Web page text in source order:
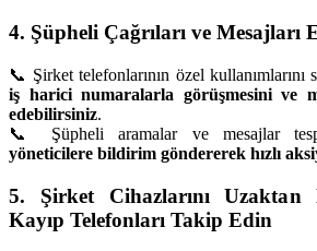
4. Şüpheli Çağrıları ve Mesajları
📞 Şirket telefonlarının özel kullanımlarını
iş harici numaralarla görüşmesini ve
edebilirsiniz.
📞 Şüpheli aramalar ve mesajlar
yöneticilere bildirim göndererek hızlı
5. Şirket Cihazlarını
Kayıp Telefonları Takip Edin